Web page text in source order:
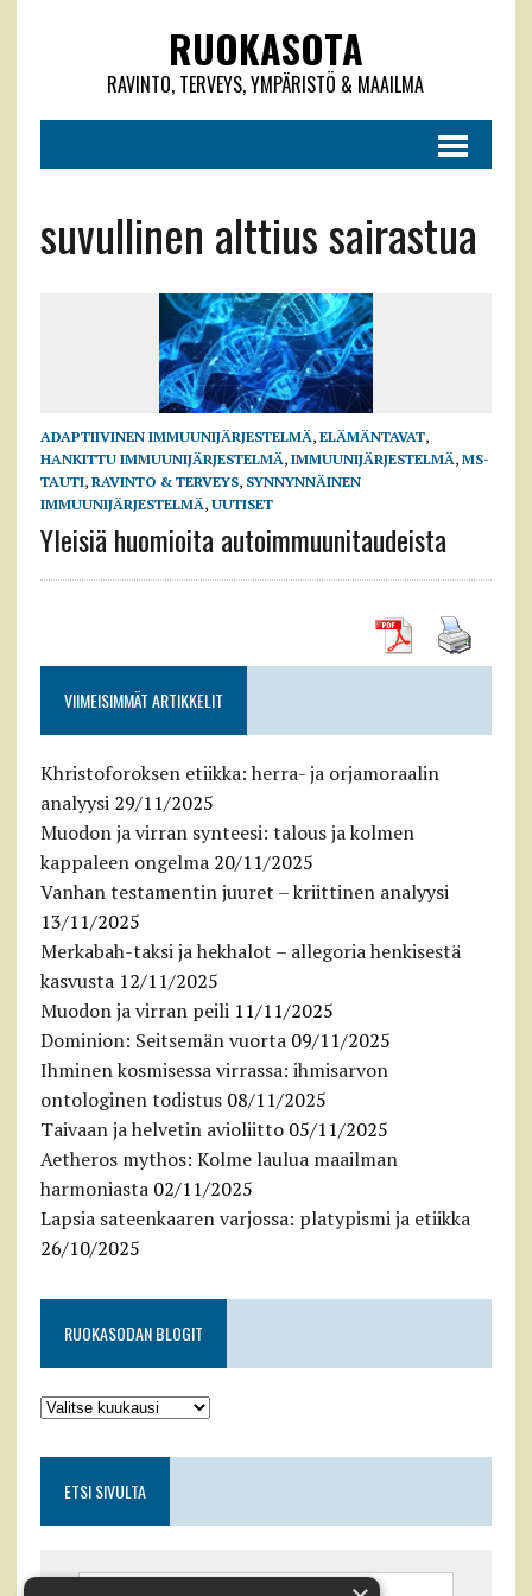
RUOKASOTA
RAVINTO, TERVEYS, YMPÄRISTÖ & MAAILMA
suvullinen alttius sairastua
ADAPTIIVINEN IMMUUNIJÄRJESTELMÄ, ELÄMÄNTAVAT,
HANKITTU IMMUUNIJÄRJESTELMÄ, IMMUUNIJÄRJESTELMÄ, MS-
TAUTI, RAVINTO & TERVEYS, SYNNYNNÄINEN
IMMUUNIJÄRJESTELMÄ, UUTISET
Yleisiä huomioita autoimmuunitaudeista
VIIMEISIMMÄT ARTIKKELIT
Khristoforoksen etiikka: herra- ja orjamoraalin
analyysi 29/11/2025
Muodon ja virran synteesi: talous ja kolmen
kappaleen ongelma 20/11/2025
Vanhan testamentin juuret – kriittinen analyysi
13/11/2025
Merkabah-taksi ja hekhalot – allegoria henkisestä
kasvusta 12/11/2025
Muodon ja virran peili 11/11/2025
Dominion: Seitsemän vuorta 09/11/2025
Ihminen kosmisessa virrassa: ihmisarvon
ontologinen todistus 08/11/2025
Taivaan ja helvetin avioliitto 05/11/2025
Aetheros mythos: Kolme laulua maailman
harmoniasta 02/11/2025
Lapsia sateenkaaren varjossa: platypismi ja etiikka
26/10/2025
RUOKASODAN BLOGIT
ETSI SIVULTA